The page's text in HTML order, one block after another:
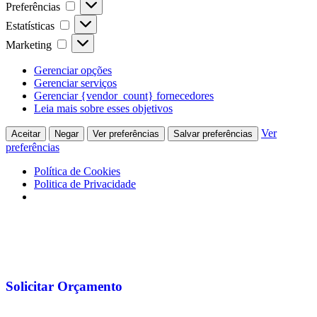
Preferências
Estatísticas
Marketing
Gerenciar opções
Gerenciar serviços
Gerenciar {vendor_count} fornecedores
Leia mais sobre esses objetivos
Aceitar Negar Ver preferências Salvar preferências
Ver
preferências
Política de Cookies
Politica de Privacidade
Solicitar Orçamento